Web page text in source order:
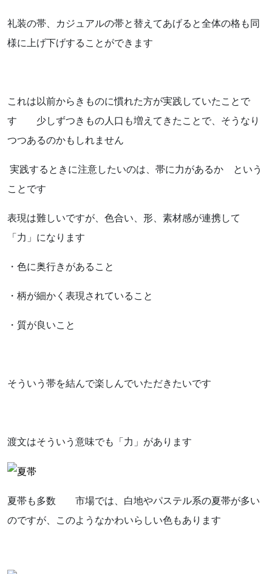
礼装の帯、カジュアルの帯と替えてあげると全体の格も同
様に上げ下げすることができます
これは以前からきものに慣れた方が実践していたことで
す 少しずつきもの人口も増えてきたことで、そうなり
つつあるのかもしれません
実践するときに注意したいのは、帯に力があるか という
ことです
表現は難しいですが、色合い、形、素材感が連携して
「力」になります
・色に奥行きがあること
・柄が細かく表現されていること
・質が良いこと
そういう帯を結んで楽しんでいただきたいです
渡文はそういう意味でも「力」があります
夏帯も多数 市場では、白地やパステル系の夏帯が多い
のですが、このようなかわいらしい色もあります